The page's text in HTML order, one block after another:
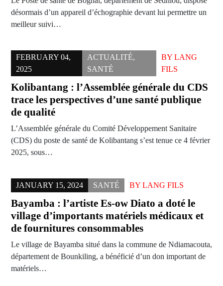
désormais d’un appareil d’échographie devant lui permettre un
meilleur suivi…
FEBRUARY 04,
2025
ACTUALITÉ,
SANTÉ
BYLANG
FILS
Kolibantang : l’Assemblée générale du CDS
trace les perspectives d’une santé publique
de qualité
L’Assemblée générale du Comité Développement Sanitaire
(CDS) du poste de santé de Kolibantang s’est tenue ce 4 février
2025, sous…
JANUARY 15, 2024 SANTÉ BY LANG FILS
Bayamba : l’artiste Es-ow Diato a doté le
village d’importants matériels médicaux et
de fournitures consommables
Le village de Bayamba situé dans la commune de Ndiamacouta,
département de Bounkiling, a bénéficié d’un don important de
matériels…